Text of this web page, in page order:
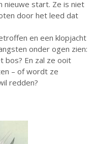
2025
2025
2025
2025
2025
2025
nieuwe start. Ze is niet
door het leed dat
en een klopjacht
onder ogen zien:
bos? En zal ze ooit
– of wordt ze
redden?